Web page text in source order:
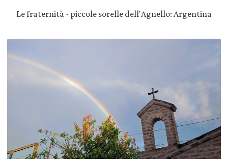
Le fraternità - piccole sorelle dell'Agnello: Argentina